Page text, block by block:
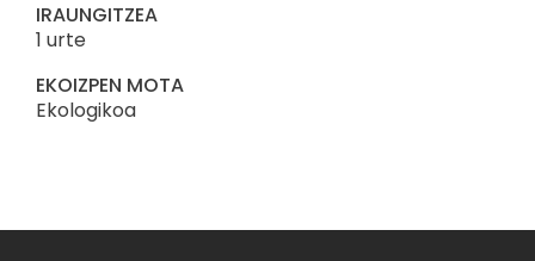
IRAUNGITZEA
1 urte
EKOIZPEN MOTA
Ekologikoa